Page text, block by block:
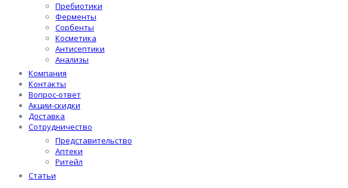
Пребиотики
Ферменты
Сорбенты
Косметика
Антисептики
Анализы
Компания
Контакты
Вопрос-ответ
Акции-скидки
Доставка
Сотрудничество
Представительство
Аптеки
Ритейл
Статьи